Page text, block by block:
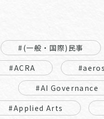
#(一般・国際)民事
#ACRA
#AI Governance
#Applied Arts